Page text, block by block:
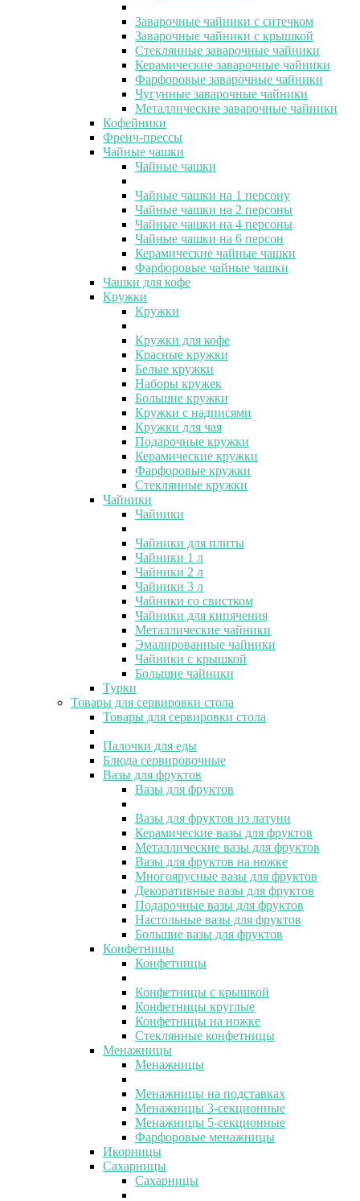
Заварочные чайники с ситечком
Заварочные чайники с крышкой
Стеклянные заварочные чайники
Керамические заварочные чайники
Фарфоровые заварочные чайники
Чугунные заварочные чайники
Металлические заварочные чайники
Кофейники
Френч-прессы
Чайные чашки
Чайные чашки
Чайные чашки на 1 персону
Чайные чашки на 2 персоны
Чайные чашки на 4 персоны
Чайные чашки на 6 персон
Керамические чайные чашки
Фарфоровые чайные чашки
Чашки для кофе
Кружки
Кружки
Кружки для кофе
Красные кружки
Белые кружки
Наборы кружек
Большие кружки
Кружки с надписями
Кружки для чая
Подарочные кружки
Керамические кружки
Фарфоровые кружки
Стеклянные кружки
Чайники
Чайники
Чайники для плиты
Чайники 1 л
Чайники 2 л
Чайники 3 л
Чайники со свистком
Чайники для кипячения
Металлические чайники
Эмалированные чайники
Чайники с крышкой
Большие чайники
Турки
Товары для сервировки стола
Товары для сервировки стола
Палочки для еды
Блюда сервировочные
Вазы для фруктов
Вазы для фруктов
Вазы для фруктов из латуни
Керамические вазы для фруктов
Металлические вазы для фруктов
Вазы для фруктов на ножке
Многоярусные вазы для фруктов
Декоративные вазы для фруктов
Подарочные вазы для фруктов
Настольные вазы для фруктов
Большие вазы для фруктов
Конфетницы
Конфетницы
Конфетницы с крышкой
Конфетницы круглые
Конфетницы на ножке
Стеклянные конфетницы
Менажницы
Менажницы
Менажницы на подставках
Менажницы 3-секционные
Менажницы 5-секционные
Фарфоровые менажницы
Икорницы
Сахарницы
Сахарницы